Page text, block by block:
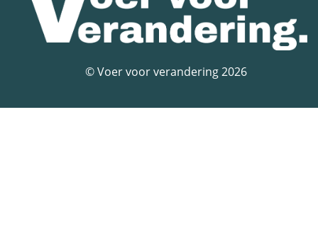
© Voer voor verandering 2026